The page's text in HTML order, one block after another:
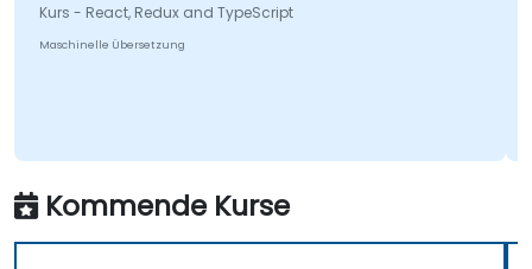
Kurs - React, Redux and TypeScript
Maschinelle Übersetzung
Kommende Kurse